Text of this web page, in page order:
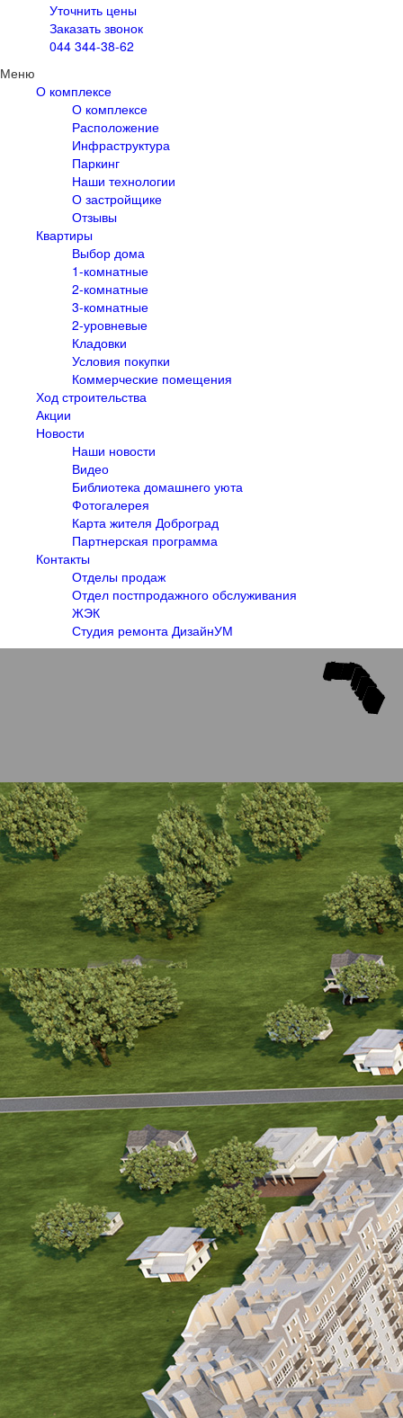
Уточнить цены
Заказать звонок
044 344-38-62
Меню
О комплексе
О комплексе
Расположение
Инфраструктура
Паркинг
Наши технологии
О застройщике
Отзывы
Квартиры
Выбор дома
1-комнатные
2-комнатные
3-комнатные
2-уровневые
Кладовки
Условия покупки
Коммерческие помещения
Ход строительства
Акции
Новости
Наши новости
Видео
Библиотека домашнего уюта
Фотогалерея
Карта жителя Доброград
Партнерская программа
Контакты
Отделы продаж
Отдел постпродажного обслуживания
ЖЭК
Студия ремонта ДизайнУМ